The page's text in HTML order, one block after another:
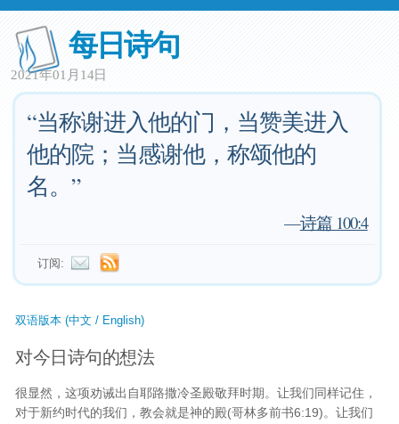
每日诗句
2021年01月14日
“当称谢进入他的门，当赞美进入
他的院；当感谢他，称颂他的
名。”
—诗篇 100:4
订阅:
双语版本 (中文 / English)
对今日诗句的想法
很显然，这项劝诫出自耶路撒冷圣殿敬拜时期。让我们同样记住，
对于新约时代的我们，教会就是神的殿(哥林多前书6:19)。让我们